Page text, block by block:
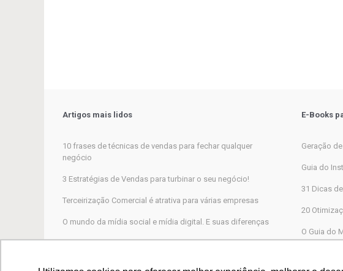
Artigos mais lidos
10 frases de técnicas de vendas para fechar qualquer
negócio
3 Estratégias de Vendas para turbinar o seu negócio!
Terceirização Comercial é atrativa para várias empresas
O mundo da mídia social e mídia digital. E suas diferenças
Marketing Digital, por que não funciona para a maioria das
E-Books
Geração
Guia do
31 Dicas
20
O Guia do